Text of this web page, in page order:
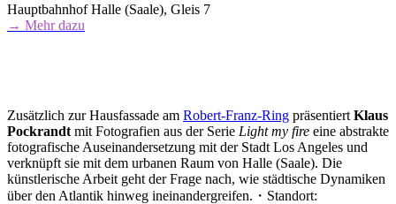
Hauptbahnhof Halle (Saale), Gleis 7
→ Mehr dazu
Zusätzlich zur Hausfassade am Robert-Franz-Ring präsentiert Klaus
Pockrandt mit Fotografien aus der Serie Light my fire eine abstrakte
fotografische Auseinandersetzung mit der Stadt Los Angeles und
verknüpft sie mit dem urbanen Raum von Halle (Saale). Die
künstlerische Arbeit geht der Frage nach, wie städtische Dynamiken
über den Atlantik hinweg ineinandergreifen.・Standort: